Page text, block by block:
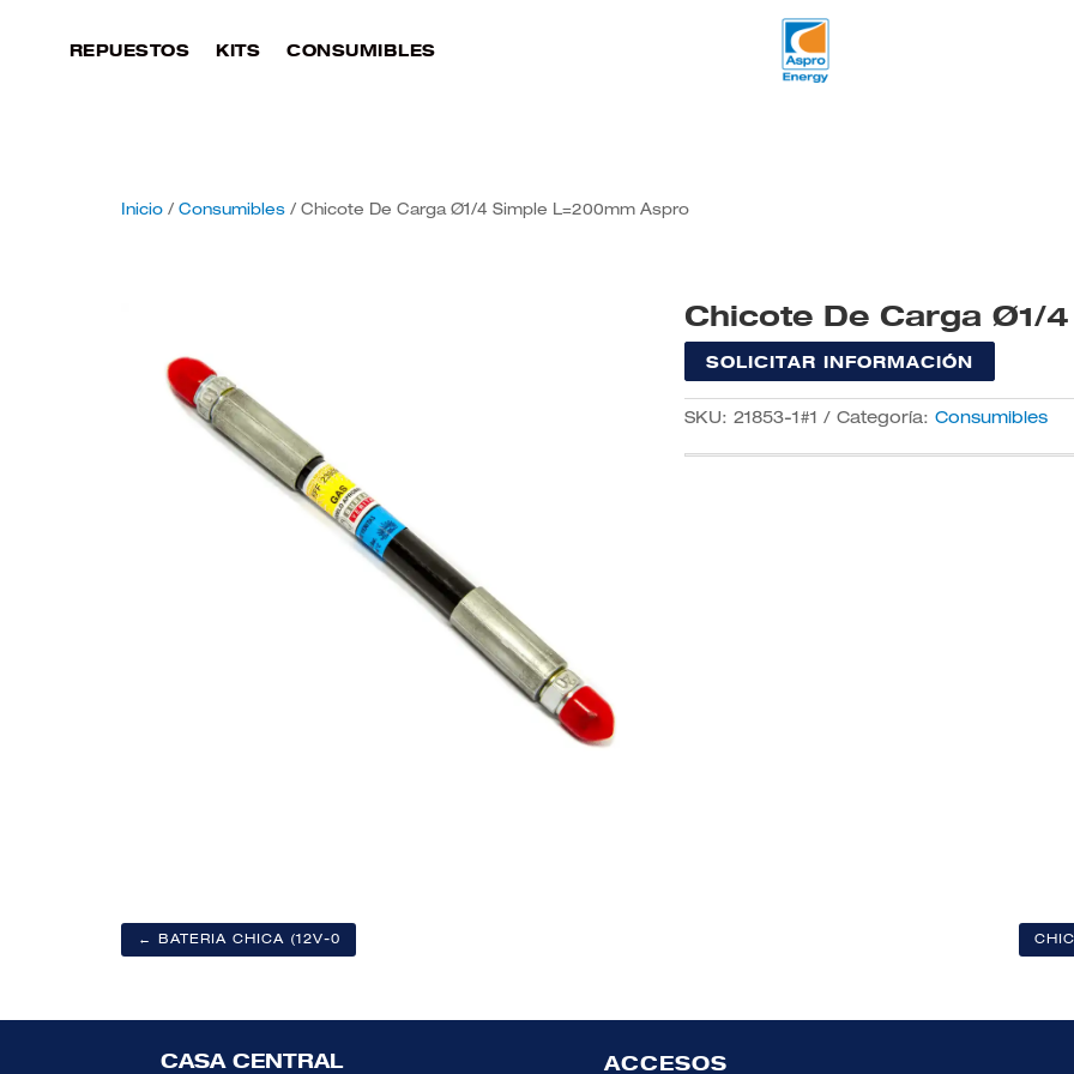
REPUESTOS KITS CONSUMIBLES
Inicio/ Consumibles/ Chicote De Carga Ø1/4 Simple L=200mm Aspro
Chicote De Carga Ø1/
SOLICITAR INFORMACIÓN
SKU:21853-1#1 Categoría:Consumibles
← BATERIA CHICA (12V-0
CASA CENTRAL ACCESOS